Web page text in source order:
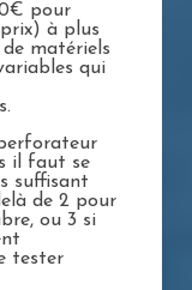
pour
à plus
matériels
qui
il faut se
suffisant
de 2 pour
ou 3 si
tester